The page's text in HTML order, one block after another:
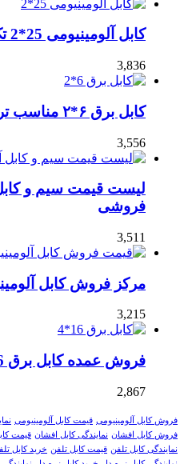
کابل آلومینیومی 25*2 تک فاز قیمت عمده
3,836
کابل برق ۶*۲ مناسب ترین قیمت بازار
3,556
لیست قیمت سیم و
فروشی
3,511
مرکز فروش کابل آلومینیومی 50*4
3,215
فروش عمده کابل برق 16*4
2,867
فروش کابل آلومینیومی قیمت کابل آلومینیومی
فروش کابل افشان نمایندگی کابل افشان قیمت
نمایندگی کابل تلفن قیمت کابل تلفن خرید کابل